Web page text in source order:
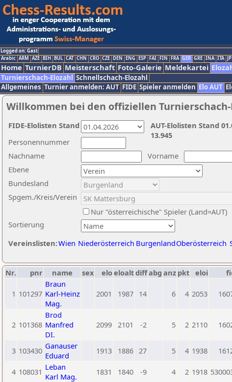
Logged on: Gast
Arabic ARM AZE BIH BUL CAT CHN CRO CZE DEN ENG ESP FAI FIN FRA GER GRE INA ITA
Home TurnierDB Meisterschaft Foto-Galerie Meldekartei
Turnierschach-Elozahl Schnellschach-Elozahl
Allgemeines Turnier anmelden: AUT FIDE Spieler anmelden Elo AUT
Willkommen bei den offiziellen Turnierschach-
Nachname
Vorname
Ebene
Sortierung
Personennummer
Bundesland
Spgem./Kreis/Verein
Nur "österreichische" Spieler (Land=AUT)
Vereinslisten:Wien Niederösterreich BurgenlandOberösterreich
AUT-Elolisten Stand
13.945
FIDE-Elolisten Stand
Nr. pnr name sex eloeloaltdiffabg anz pkt eloi
1 101297
Braun
Karl-Heinz
Mag.
2001 1987 14 6 4 2053
2 101368
Brod
Manfred
DI.
2099 2101 -2 5 2 2110
3 103430 Ganauser
Eduard
1913 1886 27 5 4 1938
4 108031 Leban
Karl Mag.
1831 1840 -9 4 2 1918